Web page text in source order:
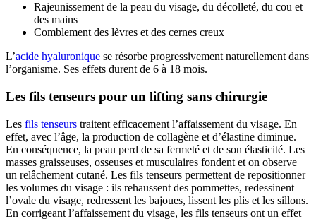
Rajeunissement de la peau du visage, du décolleté, du cou et
des mains
Comblement des lèvres et des cernes creux
L’acide hyaluronique se résorbe progressivement naturellement dans
l’organisme. Ses effets durent de 6 à 18 mois.
Les fils tenseurs pour un lifting sans chirurgie
Les fils tenseurs traitent efficacement l’affaissement du visage. En
effet, avec l’âge, la production de collagène et d’élastine diminue.
En conséquence, la peau perd de sa fermeté et de son élasticité. Les
masses graisseuses, osseuses et musculaires fondent et on observe
un relâchement cutané. Les fils tenseurs permettent de repositionner
les volumes du visage : ils rehaussent des pommettes, redessinent
l’ovale du visage, redressent les bajoues, lissent les plis et les sillons.
En corrigeant l’affaissement du visage, les fils tenseurs ont un effet